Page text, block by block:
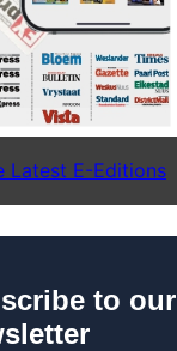
Latest E-Editions
to our